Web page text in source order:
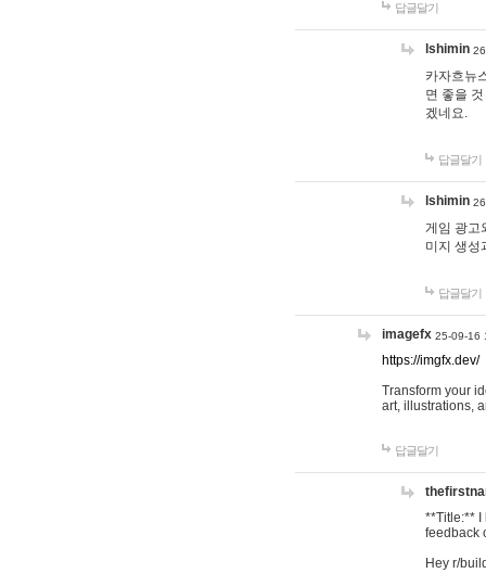
답글달기
lshimin
카자흐뉴
면 좋을
겠네요.
답글달기
lshimin
게임 광고
미지 생성
답글달기
imagefx 25-09-16
https://imgfx.dev/
Transform your
art, illustrations,
답글달기
**Title:** I
feedback
Hey r/